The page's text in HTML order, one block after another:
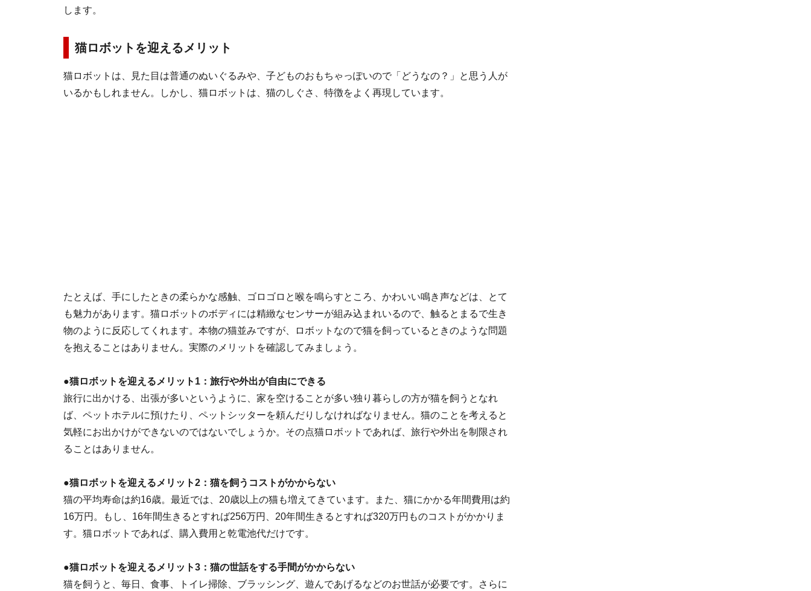
します。
猫ロボットを迎えるメリット
猫ロボットは、見た目は普通のぬいぐるみや、子どものおもちゃっぽいので「どうなの？」と思う人が
いるかもしれません。しかし、猫ロボットは、猫のしぐさ、特徴をよく再現しています。
たとえば、手にしたときの柔らかな感触、ゴロゴロと喉を鳴らすところ、かわいい鳴き声などは、とて
も魅力があります。猫ロボットのボディには精緻なセンサーが組み込まれいるので、触るとまるで生き
物のように反応してくれます。本物の猫並みですが、ロボットなので猫を飼っているときのような問題
を抱えることはありません。実際のメリットを確認してみましょう。
●猫ロボットを迎えるメリット1：旅行や外出が自由にできる
旅行に出かける、出張が多いというように、家を空けることが多い独り暮らしの方が猫を飼うとなれ
ば、ペットホテルに預けたり、ペットシッターを頼んだりしなければなりません。猫のことを考えると
気軽にお出かけができないのではないでしょうか。その点猫ロボットであれば、旅行や外出を制限され
ることはありません。
●猫ロボットを迎えるメリット2：猫を飼うコストがかからない
猫の平均寿命は約16歳。最近では、20歳以上の猫も増えてきています。また、猫にかかる年間費用は約
16万円。もし、16年間生きるとすれば256万円、20年間生きるとすれば320万円ものコストがかかりま
す。猫ロボットであれば、購入費用と乾電池代だけです。
●猫ロボットを迎えるメリット3：猫の世話をする手間がかからない
猫を飼うと、毎日、食事、トイレ掃除、ブラッシング、遊んであげるなどのお世話が必要です。さらに